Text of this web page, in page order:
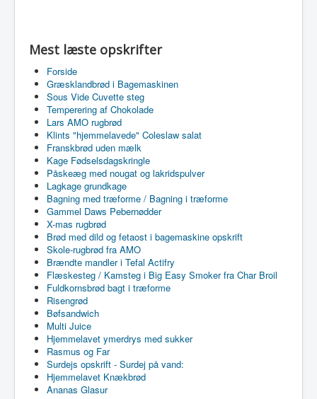
Mest læste opskrifter
Forside
Græsklandbrød i Bagemaskinen
Sous Vide Cuvette steg
Temperering af Chokolade
Lars AMO rugbrød
Klints "hjemmelavede" Coleslaw salat
Franskbrød uden mælk
Kage Fødselsdagskringle
Påskeæg med nougat og lakridspulver
Lagkage grundkage
Bagning med træforme / Bagning i træforme
Gammel Daws Pebernødder
X-mas rugbrød
Brød med dild og fetaost i bagemaskine opskrift
Skole-rugbrød fra AMO
Brændte mandler i Tefal Actifry
Flæskesteg / Kamsteg i Big Easy Smoker fra Char Broil
Fuldkornsbrød bagt i træforme
Risengrød
Bøfsandwich
Multi Juice
Hjemmelavet ymerdrys med sukker
Rasmus og Far
Surdejs opskrift - Surdej på vand:
Hjemmelavet Knækbrød
Ananas Glasur